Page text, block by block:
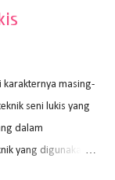
karakternya masing-
seni lukis yang
dalam
yang digunakan.